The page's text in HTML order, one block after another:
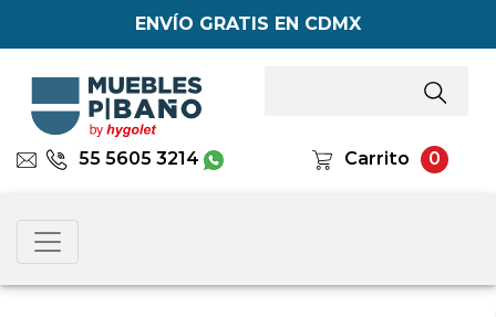
ENVÍO GRATIS EN CDMX
55 5605 3214 Carrito 0